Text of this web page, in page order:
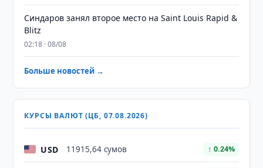
Синдаров занял второе место на Saint Louis Rapid &
Blitz
02:18 · 08/08
Больше новостей →
КУРСЫ ВАЛЮТ (ЦБ, 07.08.2026)
USD 11915,64 сумов ↑ 0.24%